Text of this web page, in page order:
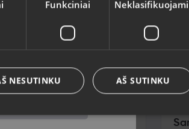
20000 mAh išorinė
Funkciniai Neklasifikuojami
AŠ SUTINKU
NESUTINKU